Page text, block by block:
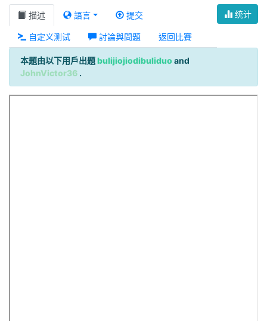
统计
描述 語言 提交
自定义测试 討論與問題 返回比賽
本題由以下用戶出題bulijiojiodibuliduo and
JohnVictor36.